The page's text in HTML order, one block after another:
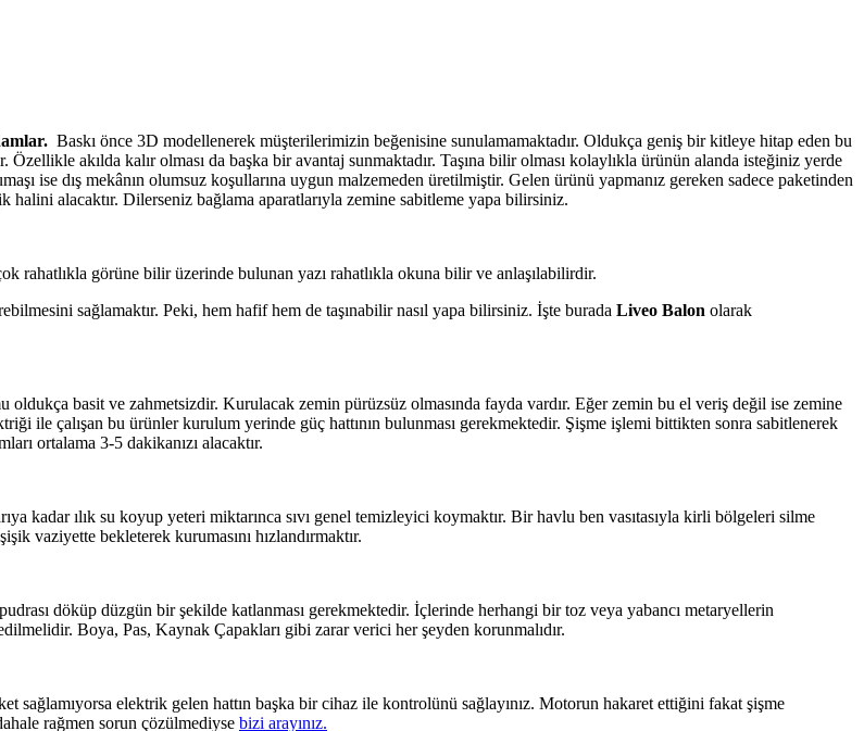
Baskı önce 3D modellenerek müşterilerimizin beğenisine sunulamamaktadır. Oldukça geniş bir kitleye hitap eden bu
akılda kalır olması da başka bir avantaj sunmaktadır. Taşına bilir olması kolaylıkla ürünün alanda isteğiniz yerde
ise dış mekânın olumsuz koşullarına uygun malzemeden üretilmiştir. Gelen ürünü yapmanız gereken sadece paketinden
alacaktır. Dilerseniz bağlama aparatlarıyla zemine sabitleme yapa bilirsiniz.
rahatlıkla görüne bilir üzerinde bulunan yazı rahatlıkla okuna bilir ve anlaşılabilirdir.
sağlamaktır. Peki, hem hafif hem de taşınabilir nasıl yapa bilirsiniz. İşte burada Liveo Balon olarak
basit ve zahmetsizdir. Kurulacak zemin pürüzsüz olmasında fayda vardır. Eğer zemin bu el veriş değil ise zemine
ile çalışan bu ürünler kurulum yerinde güç hattının bulunması gerekmektedir. Şişme işlemi bittikten sonra sabitlenerek
ortalama 3-5 dakikanızı alacaktır.
kadar ılık su koyup yeteri miktarınca sıvı genel temizleyici koymaktır. Bir havlu ben vasıtasıyla kirli bölgeleri silme
vaziyette bekleterek kurumasını hızlandırmaktır.
döküp düzgün bir şekilde katlanması gerekmektedir. İçlerinde herhangi bir toz veya yabancı metaryellerin
Boya, Pas, Kaynak Çapakları gibi zarar verici her şeyden korunmalıdır.
sağlamıyorsa elektrik gelen hattın başka bir cihaz ile kontrolünü sağlayınız. Motorun hakaret ettiğini fakat şişme
rağmen sorun çözülmediyse bizi arayınız.